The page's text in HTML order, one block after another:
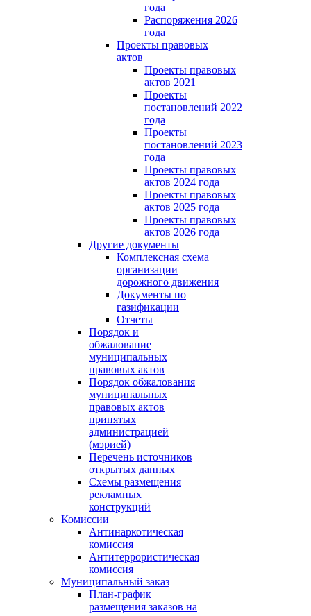
года
Распоряжения 2026
года
Проекты правовых
актов
Проекты правовых
актов 2021
Проекты
постановлений 2022
года
Проекты
постановлений 2023
года
Проекты правовых
актов 2024 года
Проекты правовых
актов 2025 года
Проекты правовых
актов 2026 года
Другие документы
Комплексная схема
организации
дорожного движения
Документы по
газификации
Отчеты
Порядок и
обжалование
муниципальных
правовых актов
Порядок обжалования
муниципальных
правовых актов
принятых
администрацией
(мэрией)
Перечень источников
открытых данных
Схемы размещения
рекламных
конструкций
Комиссии
Антинаркотическая
комиссия
Антитеррористическая
комиссия
Муниципальный заказ
План-график
размещения заказов на